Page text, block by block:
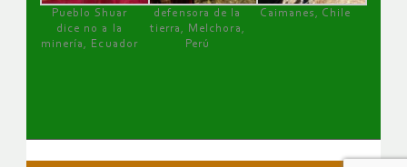
Pueblo Shuar
dice no a la
minería, Ecuador
defensora de la
tierra, Melchora,
Perú
Caimanes, Chile